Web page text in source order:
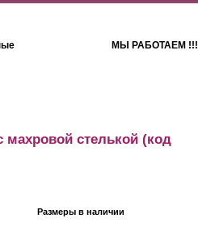
МЫ РАБОТАЕМ !!!
стелькой (код
Размеры в наличии